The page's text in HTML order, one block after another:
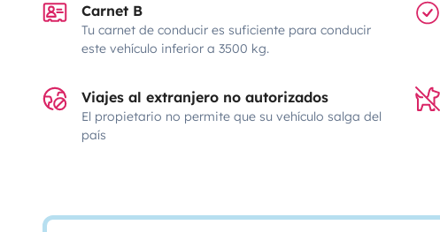
Carnet B
Tu carnet de conducir es suficiente para conducir
este vehículo inferior a 3500 kg.
Viajes al extranjero no autorizados
El propietario no permite que su vehículo salga del
país